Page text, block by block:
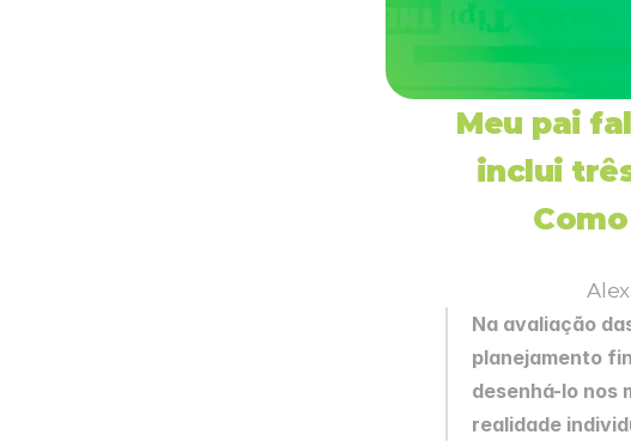
Meu pai
inclui
Na avaliação
planejamento
desenhá-lo nos
realidade